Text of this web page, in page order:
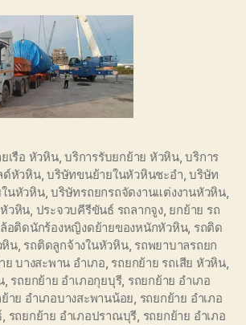
เรือ หัวหิน,บริการรับยกย้าย หัวหิน,บริการ
ด์หัวหิน,บริษัทขนย้ายในหัวหินชะอำ,บริษัท
นหัวหิน,บริษัทรถยกรถจัดงานแต่งงานหัวหิน,
วหิน, ประจวบคีรีขันธ์ รถลากจูง, ยกย้าย รถ
อติดนักร้องหญิงดย้ายของหนักหัวหิน, รถติด
หิน, รถติดลูกจ้างในหัวหิน, รถพยาบาลรถยก
ย บางสะพาน อำเภอ, รถยกย้าย รถเสีย หัวหิน,
, รถยกย้าย อำเภอกุยบุรี, รถยกย้าย อำเภอ
าย อำเภอบางสะพานน้อย, รถยกย้าย อำเภอ
, รถยกย้าย อำเภอปราณบุรี, รถยกย้าย อำเภอ